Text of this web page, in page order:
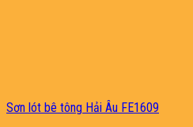
Sơn lót bê tông Hải Âu FE1609